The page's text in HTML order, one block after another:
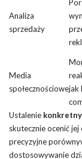
Analiza
sprzedaży
Media
społecznościowejak
Ustalenie
skutecznie ocenić
precyzyjne
dostosowywanie